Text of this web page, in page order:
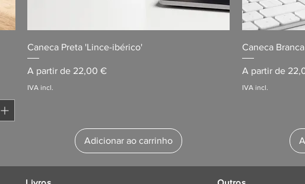
Caneca Preta 'Lince-ibérico'
A partir de 22,00 €
Preço promocional
IVA incl.
Adicionar ao carrinho
Caneca
A partir de
Preço
IVA incl.